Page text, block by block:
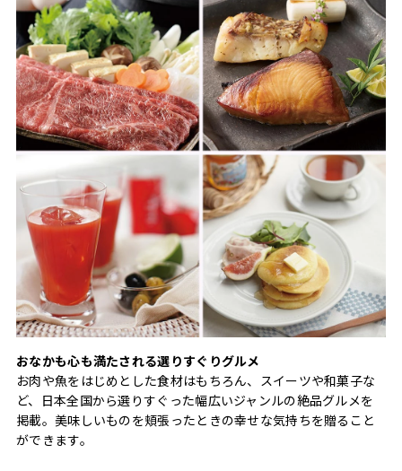
おなかも心も満たされる選りすぐりグルメ
お肉や魚をはじめとした食材はもちろん、スイーツや和菓子な
ど、日本全国から選りすぐった幅広いジャンルの絶品グルメを
掲載。美味しいものを頬張ったときの幸せな気持ちを贈ること
ができます。